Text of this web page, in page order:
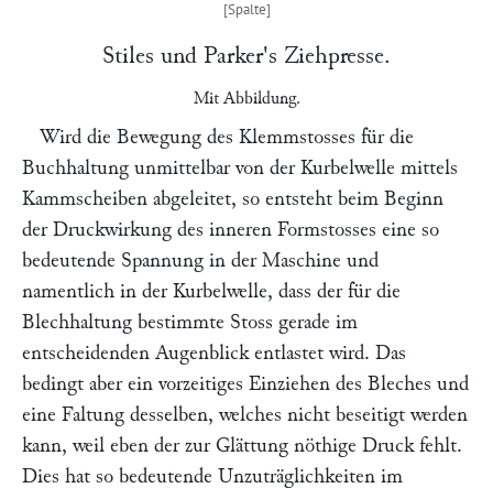
Stiles und Parker's Ziehpresse.
Mit Abbildung.
Wird die Bewegung des Klemmstosses für die
Buchhaltung unmittelbar von der Kurbelwelle mittels
Kammscheiben abgeleitet, so entsteht beim Beginn
der Druckwirkung des inneren Formstosses eine so
bedeutende Spannung in der Maschine und
namentlich in der Kurbelwelle, dass der für die
Blechhaltung bestimmte Stoss gerade im
entscheidenden Augenblick entlastet wird. Das
bedingt aber ein vorzeitiges Einziehen des Bleches und
eine Faltung desselben, welches nicht beseitigt werden
kann, weil eben der zur Glättung nöthige Druck fehlt.
Dies hat so bedeutende Unzuträglichkeiten im